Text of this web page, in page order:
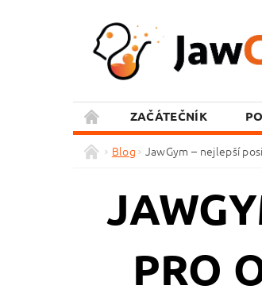
ZAČÁTEČNÍK
Blog JawGym – nejlepší
PRO